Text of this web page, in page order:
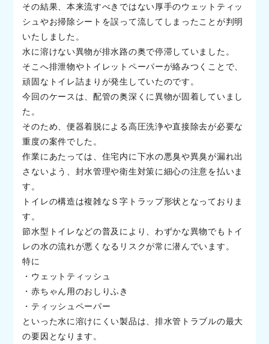
その結果、本来流すべきではない厚手のウェットティッ
シュやお掃除シートを誤って流してしまったことが判明
いたしました。
水に溶けない異物が排水路の奥で停滞していました。
そこへ排泄物やトイレットペーパーが絡みつくことで、
頑固なトイレ詰まりが発生していたのです。
今回のケースは、配管の奥深くに異物が固着していまし
た。
そのため、便器着脱による高圧洗浄や直接除去が必要な
重度の案件でした。
作業にあたっては、住宅内に下水の悪臭や異臭が漏れ出
さないよう、封水管理や衛生対策に細心の注意を払いま
す。
トイレの構造は複雑なＳ字トラップ形状となっておりま
す。
節水型トイレなどの普及により、わずかな異物でもトイ
レの水の流れが悪くなるリスクが常に潜んでいます。
特に
・ウェットティッシュ
・赤ちゃん用のおしりふき
・ティッシュペーパー
といった水に溶けにくい製品は、排水管トラブルの最大
の要因となります。